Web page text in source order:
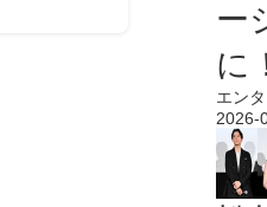
ー
に
エン
2026-